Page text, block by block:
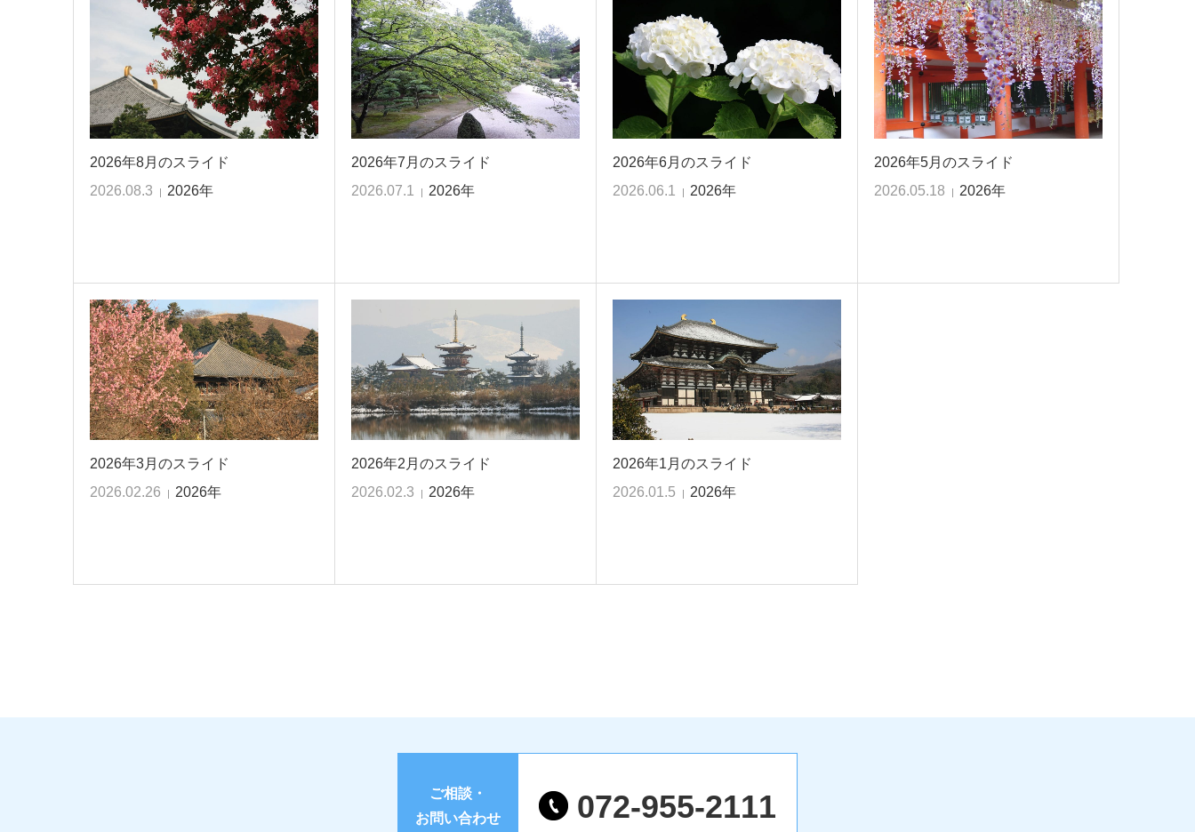
2026年8月のスライド
2026.08.3
2026年
2026年7月のスライド
2026.07.1
2026年
2026年6月のスライド
2026.06.1
2026年
2026年5月のスライド
2026.05.18
2026年
2026年3月のスライド
2026.02.26
2026年
2026年2月のスライド
2026.02.3
2026年
2026年1月のスライド
2026.01.5
2026年
ご相談・
お問い合わせ
072-955-2111